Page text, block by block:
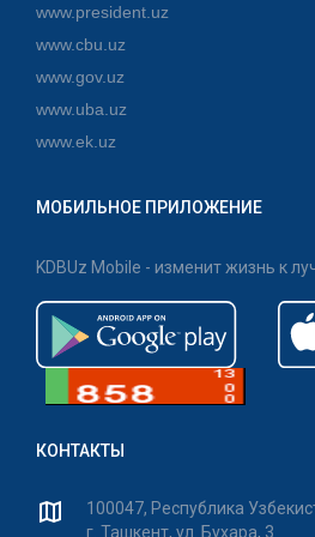
www.president.uz
www.cbu.uz
www.gov.uz
www.uba.uz
www.ek.uz
МОБИЛЬНОЕ ПРИЛОЖЕНИЕ
KDBUz Mobile - изменит жизнь к
КОНТАКТЫ
100047, Республика
г. Ташкент, ул. Бухара, 3